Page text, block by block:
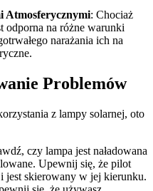
Atmosferycznymi: Chociaż
odporna na różne warunki
narażania ich na
Problemów
z lampy solarnej, oto
czy lampa jest naładowana
Upewnij się, że pilot
jest skierowany w jej kierunku.